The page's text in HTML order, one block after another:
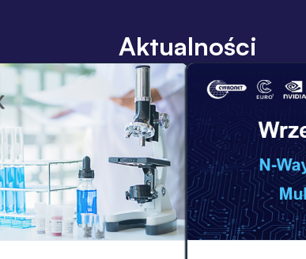
Aktualności